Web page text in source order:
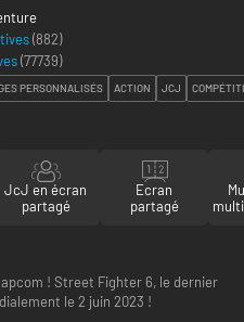
(882)
(77739)
PERSONNALISÉS ACTION JCJ
JcJ en écran
partagé
Ecran
partagé
! Street Fighter 6, le dernier
le 2 juin 2023 !